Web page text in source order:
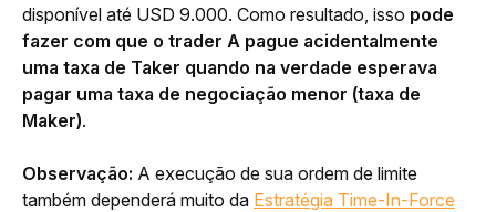
disponível até USD 9.000. Como resultado, isso pode
fazer com que o trader A pague acidentalmente
uma taxa de Taker quando na verdade esperava
pagar uma taxa de negociação menor (taxa de
Maker).
Observação: A execução de sua ordem de limite
também dependerá muito da Estratégia Time-In-Force